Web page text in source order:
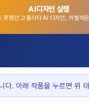
AI디자인 실행
못했던 고퀄리티 AI 디자인, 카멜레
다. 아래 작품을 누르면 위